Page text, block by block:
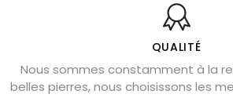
Bienfaits de la sélénite – pierre des
L’améthyste est-elle faite pour moi ?
Chrysocolle : pierre apaisante
Obsidienne dorée : vertus et
QUALITÉ
Nous sommes constamment à la
belles pierres, nous choisissons les